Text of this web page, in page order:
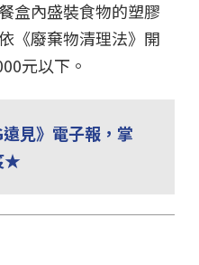
盒內盛裝食物的塑膠
《廢棄物清理法》開
元以下。
見》電子報，掌
★